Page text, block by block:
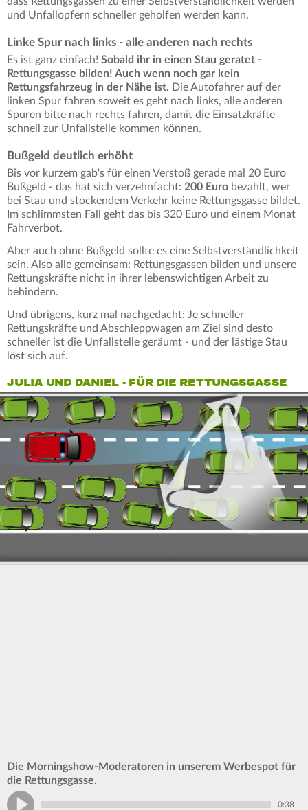
und Unfallopfern schneller geholfen werden kann.
Linke Spur nach links - alle anderen nach rechts
Es ist ganz einfach! Sobald ihr in einen Stau geratet -
Rettungsgasse bilden! Auch wenn noch gar kein
Rettungsfahrzeug in der Nähe ist. Die Autofahrer auf der
linken Spur fahren soweit es geht nach links, alle anderen
Spuren bitte nach rechts fahren, damit die Einsatzkräfte
schnell zur Unfallstelle kommen können.
Bußgeld deutlich erhöht
Bis vor kurzem gab's für einen Verstoß gerade mal 20 Euro
Bußgeld - das hat sich verzehnfacht: 200 Euro bezahlt, wer
bei Stau und stockendem Verkehr keine Rettungsgasse bildet.
Im schlimmsten Fall geht das bis 320 Euro und einem Monat
Fahrverbot.
Aber auch ohne Bußgeld sollte es eine Selbstverständlichkeit
sein. Also alle gemeinsam: Rettungsgassen bilden und unsere
Rettungskräfte nicht in ihrer lebenswichtigen Arbeit zu
behindern.
Und übrigens, kurz mal nachgedacht: Je schneller
Rettungskräfte und Abschleppwagen am Ziel sind desto
schneller ist die Unfallstelle geräumt - und der lästige Stau
löst sich auf.
JULIA UND DANIEL - FÜR DIE RETTUNGSGASSE
Die Morningshow-Moderatoren in unserem Werbespot für
die Rettungsgasse.
0:38